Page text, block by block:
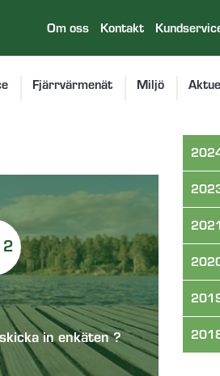
Om oss Kontakt
Fjärrvärmenät Miljö
2021
in enkäten ?